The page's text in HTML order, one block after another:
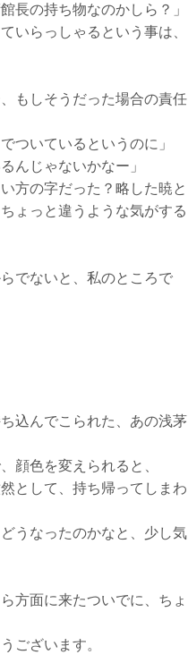
長の持ち物なのかしら？」
いらっしゃるという事は、
もしそうだった場合の責任
ついているというのに」
んじゃないかなー」
方の字だった？略した暁と
ょっと違うような気がする
でないと、私のところで
込んでこられた、あの浅茅
顔色を変えられると、
として、持ち帰ってしまわ
うなったのかなと、少し気
方面に来たついでに、ちょ
ございます。